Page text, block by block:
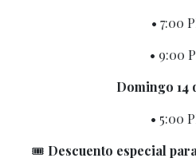
• 7:00
• 9:00
Domingo 14
• 5:00
🎟️ Descuento especial